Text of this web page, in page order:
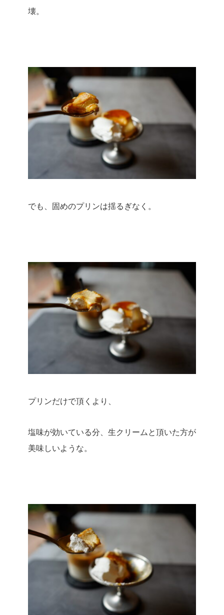
壊。
でも、固めのプリンは揺るぎなく。
プリンだけで頂くより、
塩味が効いている分、生クリームと頂いた方が
美味しいような。